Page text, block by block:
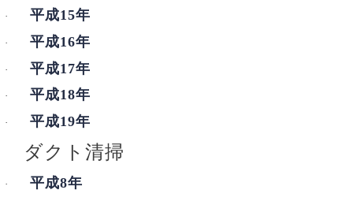
· 平成15年
· 平成16年
· 平成17年
· 平成18年
· 平成19年
ダクト清掃
· 平成8年